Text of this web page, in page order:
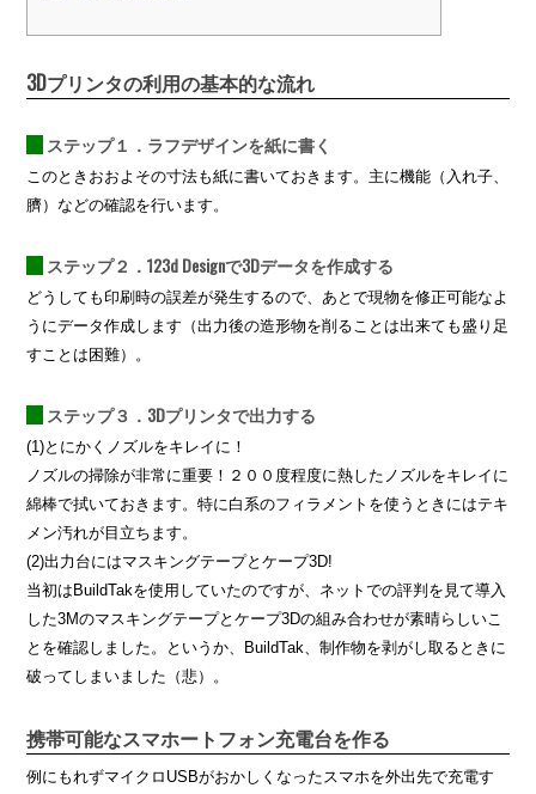
3Dプリンタの利用の基本的な流れ
ステップ１．ラフデザインを紙に書く
このときおおよその寸法も紙に書いておきます。主に機能（入れ子、
臍）などの確認を行います。
ステップ２．123d Designで3Dデータを作成する
どうしても印刷時の誤差が発生するので、あとで現物を修正可能なよ
うにデータ作成します（出力後の造形物を削ることは出来ても盛り足
すことは困難）。
ステップ３．3Dプリンタで出力する
(1)とにかくノズルをキレイに！
ノズルの掃除が非常に重要！２００度程度に熱したノズルをキレイに
綿棒で拭いておきます。特に白系のフィラメントを使うときにはテキ
メン汚れが目立ちます。
(2)出力台にはマスキングテープとケープ3D!
当初はBuildTakを使用していたのですが、ネットでの評判を見て導入
した3Mのマスキングテープとケープ3Dの組み合わせが素晴らしいこ
とを確認しました。というか、BuildTak、制作物を剥がし取るときに
破ってしまいました（悲）。
携帯可能なスマホートフォン充電台を作る
例にもれずマイクロUSBがおかしくなったスマホを外出先で充電す